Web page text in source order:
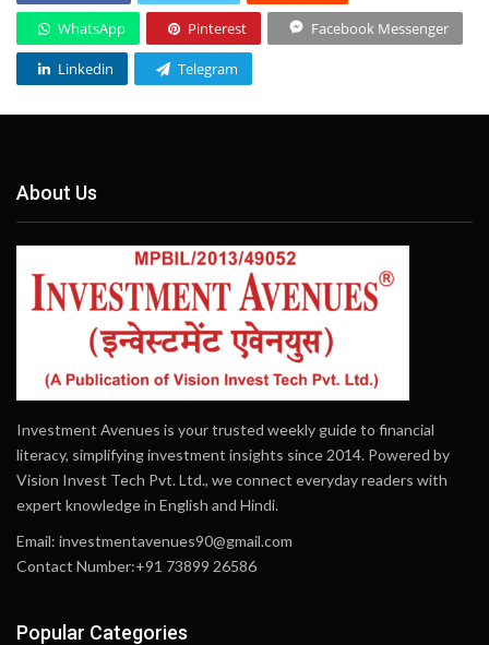
WhatsApp Pinterest Facebook Messenger
Linkedin Telegram
About Us
Investment Avenues is your trusted weekly guide to financial
literacy, simplifying investment insights since 2014. Powered by
Vision Invest Tech Pvt. Ltd., we connect everyday readers with
expert knowledge in English and Hindi.
Email: investmentavenues90@gmail.com
Contact Number:+91 73899 26586
Popular Categories